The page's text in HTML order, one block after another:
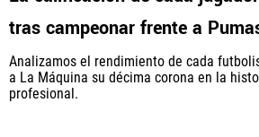
tras campeonar frente a
Analizamos el rendimiento de cada
a La Máquina su décima corona en la
profesional.